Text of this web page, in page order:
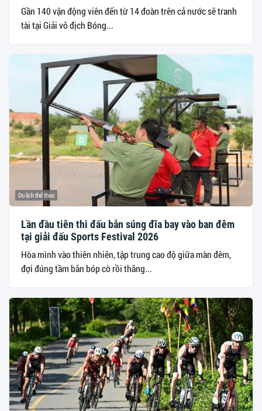
Gần 140 vận động viên đến từ 14 đoàn trên cả nước sẽ tranh
tài tại Giải vô địch Bóng...
Du lịch thể thao
Lần đầu tiên thi đấu bắn súng đĩa bay vào ban đêm
tại giải đấu Sports Festival 2026
Hòa mình vào thiên nhiên, tập trung cao độ giữa màn đêm,
đợi đúng tầm bắn bóp cò rồi thăng...